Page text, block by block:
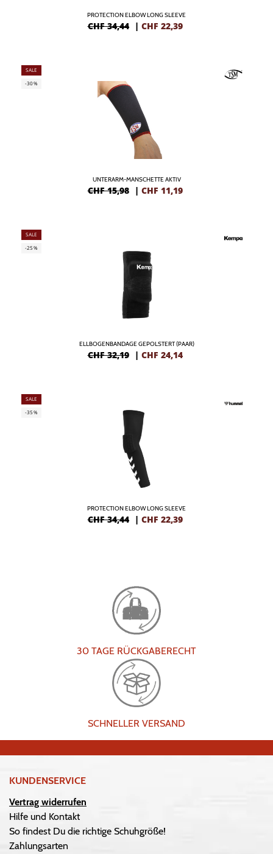
PROTECTION ELBOW LONG SLEEVE
CHF 34,44 | CHF 22,39
SALE
-30%
UNTERARM-MANSCHETTE AKTIV
CHF 15,98 | CHF 11,19
SALE
-25%
ELLBOGENBANDAGE GEPOLSTERT (PAAR)
CHF 32,19 | CHF 24,14
SALE
-35%
PROTECTION ELBOW LONG SLEEVE
CHF 34,44 | CHF 22,39
30 TAGE RÜCKGABERECHT
SCHNELLER VERSAND
KUNDENSERVICE
Vertrag widerrufen
Hilfe und Kontakt
So findest Du die richtige Schuhgröße!
Zahlungsarten